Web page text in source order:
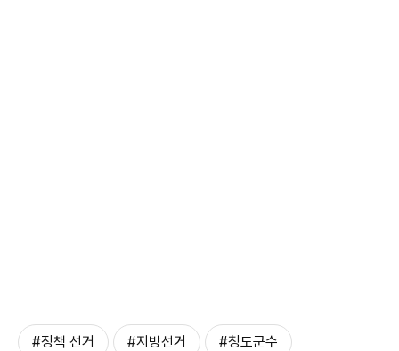
#정책 선거 #지방선거 #청도군수